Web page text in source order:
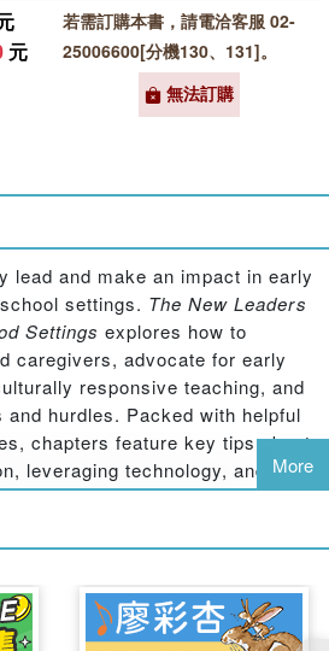
元
若需訂購本書，請電洽客服 02-
25006600[分機130、131]。
無法訂購
lead and make an impact in early
settings. The New Leaders
Settings explores how to
caregivers, advocate for early
responsive teaching, and
hurdles. Packed with helpful
chapters feature key tips about
leveraging technology, and
Practical and accessible, this
quick, effective advice
out or are an experienced
the early years.
More